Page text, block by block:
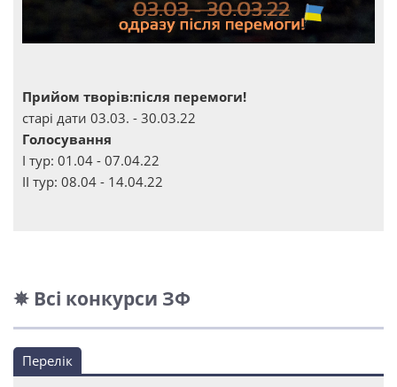
Прийом творів:після перемоги!
старі дати 03.03. - 30.03.22
Голосування
І тур: 01.04 - 07.04.22
ІІ тур: 08.04 - 14.04.22
✵ Всі конкурси ЗФ
Перелік